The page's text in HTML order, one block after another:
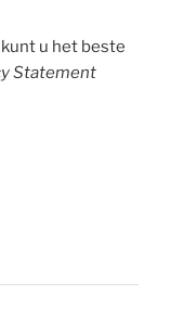
u het beste
Statement